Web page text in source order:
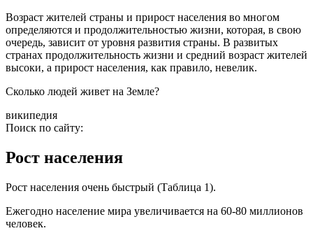
Возраст жителей страны и прирост населения во многом
определяются и продолжительностью жизни, которая, в свою
очередь, зависит от уровня развития страны. В развитых
странах продолжительность жизни и средний возраст жителей
высоки, а прирост населения, как правило, невелик.
Сколько людей живет на Земле?
википедия
Поиск по сайту:
Рост населения
Рост населения очень быстрый (Таблица 1).
Ежегодно население мира увеличивается на 60-80 миллионов
человек.